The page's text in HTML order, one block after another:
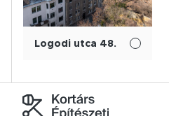
Logodi utca 48.